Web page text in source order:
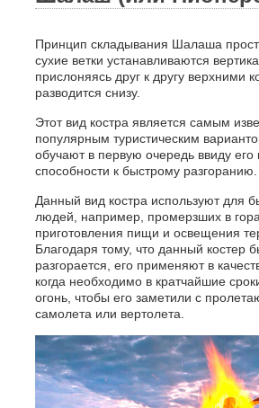
Принцип складывания Шалаша
сухие ветки устанавливаются
прислоняясь друг к другу верхними
разводится снизу.
Этот вид костра является самым
популярным туристическим
обучают в первую очередь ввиду его
способности к быстрому разгоранию.
Данный вид костра используют для
людей, например, промерзших в
приготовления пищи и освещения
Благодаря тому, что данный костер
разгорается, его применяют в
когда необходимо в кратчайшие
огонь, чтобы его заметили с
самолета или вертолета.